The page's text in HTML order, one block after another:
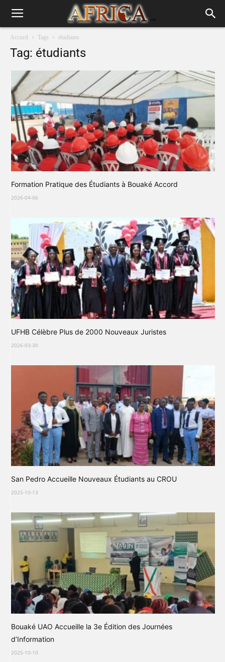
Accueil Tags étudiants
Tag: étudiants
Formation Pratique des Étudiants à Bouaké Accord
2026-04-06
UFHB Célèbre Plus de 2000 Nouveaux Juristes
2026-03-30
San Pedro Accueille Nouveaux Étudiants au CROU
2025-10-13
Bouaké UAO Accueille la 3e Édition des Journées
d’Information
2025-10-10